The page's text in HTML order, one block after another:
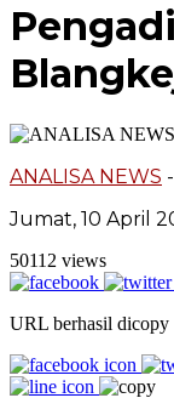
ANALISA NEWS
Jumat, 10 April
50112 views
URL berhasil dicopy